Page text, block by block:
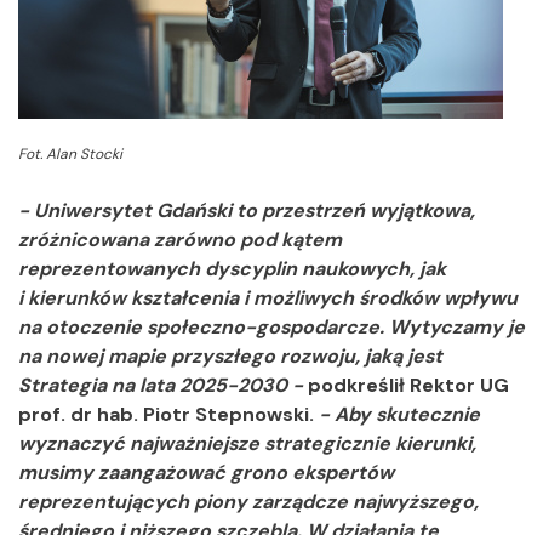
Fot. Alan Stocki
- Uniwersytet Gdański to przestrzeń wyjątkowa,
zróżnicowana zarówno pod kątem
reprezentowanych dyscyplin naukowych, jak
i kierunków kształcenia i możliwych środków wpływu
na otoczenie społeczno-gospodarcze. Wytyczamy je
na nowej mapie przyszłego rozwoju, jaką jest
Strategia na lata 2025-2030 -podkreślił Rektor UG
prof. dr hab. Piotr Stepnowski. - Aby skutecznie
wyznaczyć najważniejsze strategicznie kierunki,
musimy zaangażować grono ekspertów
reprezentujących piony zarządcze najwyższego,